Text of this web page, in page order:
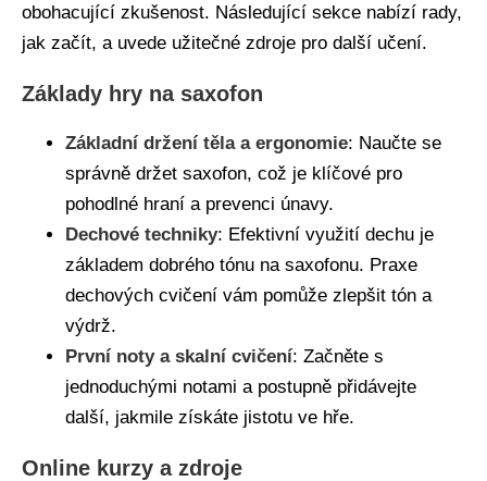
obohacující zkušenost. Následující sekce nabízí rady,
jak začít, a uvede užitečné zdroje pro další učení.
Základy hry na saxofon
Základní držení těla a ergonomie: Naučte se
správně držet saxofon, což je klíčové pro
pohodlné hraní a prevenci únavy.
Dechové techniky: Efektivní využití dechu je
základem dobrého tónu na saxofonu. Praxe
dechových cvičení vám pomůže zlepšit tón a
výdrž.
První noty a skalní cvičení: Začněte s
jednoduchými notami a postupně přidávejte
další, jakmile získáte jistotu ve hře.
Online kurzy a zdroje